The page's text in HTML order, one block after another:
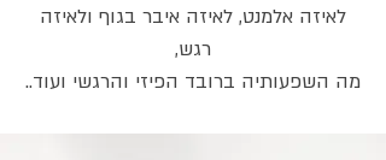
לאיזה אלמנט, לאיזה איבר בגוף ולאיזה
רגש,
מה השפעותיה ברובד הפיזי והרגשי ועוד..